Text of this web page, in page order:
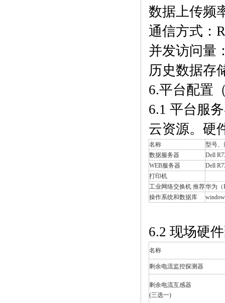
数据上传频
通信方式：
并发访问量
历史数据存
6.平台配置
6.1 平台服
云资源。硬
名称
型号、
数据服务器
Dell
WEB服务器
Dell
打印机
工业网络交换机 推荐华为（
操作系统和数据库
6.2 现场硬
名称
剩余电流监控探测器
剩余电流互感器
(三选一)